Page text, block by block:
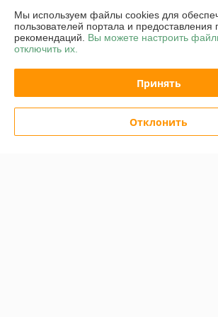
Полная версия сайта
Сайт создан на платформе Deal.by
Мы используем файлы cookies для
пользователей портала и предоставления
рекомендаций. Вы можете настроить
отключить их.
Принять
Отклонить